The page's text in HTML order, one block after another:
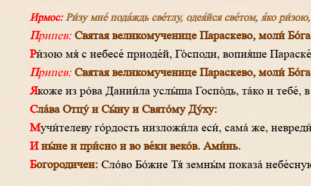
Ирмос:Ри́зу мне́ пода́ждь све́тлу, одея́йся све́том, я́ко
Припев: Святая великомученице Параскево, моли́
Ри́зою мя́ с небесе́ приоде́й, Го́споди, вопия́ше
Припев: Святая великомученице Параскево, моли́
Якоже из ро́ва Дании́ла услы́ша Госпо́дь, та́ко и тебе́,
Сла́ва Отцу́ и Сы́ну и Свято́му Ду́ху:
Мучи́телеву го́рдость низложи́ла еси́, сама́ же,
И ны́не и при́сно и во ве́ки веко́в. Ами́нь.
Богородичен:Сло́во Бо́жие Тя́ земны́м показа́